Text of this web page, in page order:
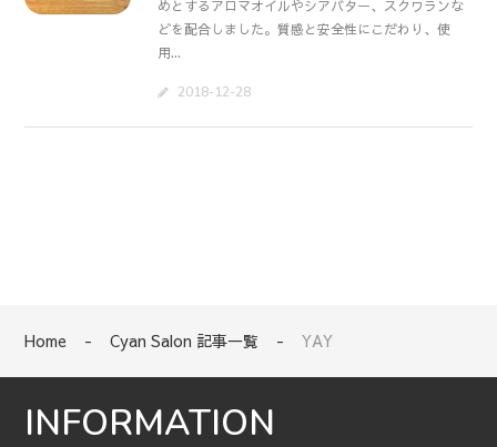
めとするアロマオイルやシアバター、スクワランな
どを配合しました。質感と安全性にこだわり、使
用...
2018-12-28
Home - Cyan Salon 記事一覧 - YAY
INFORMATION